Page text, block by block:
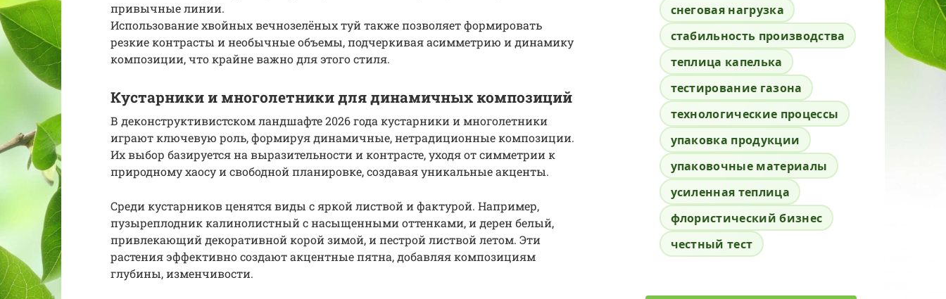
привычные линии.
Использование хвойных вечнозелёных туй также позволяет формировать
резкие контрасты и необычные объемы, подчеркивая асимметрию и динамику
композиции, что крайне важно для этого стиля.
Кустарники и многолетники для динамичных композиций
В деконструктивистском ландшафте 2026 года кустарники и многолетники
играют ключевую роль, формируя динамичные, нетрадиционные композиции.
Их выбор базируется на выразительности и контрасте, уходя от симметрии к
природному хаосу и свободной планировке, создавая уникальные акценты.
Среди кустарников ценятся виды с яркой листвой и фактурой. Например,
пузыреплодник калинолистный с насыщенными оттенками, и дерен белый,
привлекающий декоративной корой зимой, и пестрой листвой летом. Эти
растения эффективно создают акцентные пятна, добавляя композициям
глубины, изменчивости.
снеговая нагрузка
стабильность производства
теплица капелька
тестирование газона
технологические процессы
упаковка продукции
упаковочные материалы
усиленная теплица
флористический бизнес
честный тест